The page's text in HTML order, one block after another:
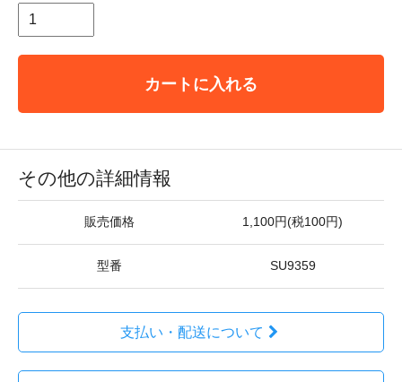
カートに入れる
その他の詳細情報
販売価格 1,100円(税100円)
型番 SU9359
支払い・配送について